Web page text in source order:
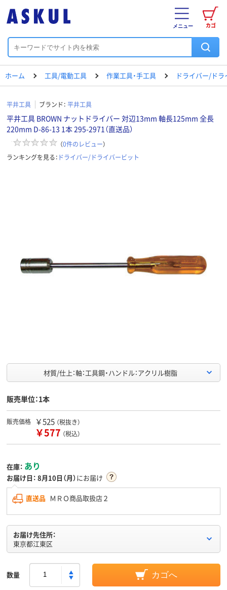
カゴ
メニュー
ホーム 工具/電動工具 作業工具・手工具 ドライバー/ド
平井工具 ブランド： 平井工具
平井工具 BROWN ナットドライバー 対辺13mm 軸長125mm 全長
220mm D-86-13 1本 295-2971（直送品）
（0件のレビュー）
ランキングを見る： ドライバー/ドライバービット
材質/仕上：軸：工具鋼・ハンドル：アクリル樹脂
販売単位：1本
販売価格 ￥525 （税抜き）
￥577 （税込）
在庫： あり
お届け日： 8月10日（月）にお届け
直送品 ＭＲＯ商品取扱店２
お届け先住所：
東京都江東区
数量 カゴへ